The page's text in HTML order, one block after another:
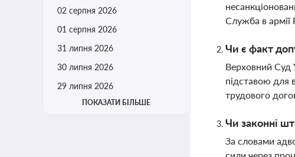
02 серпня 2026
01 серпня 2026
31 липня 2026
30 липня 2026
29 липня 2026
ПОКАЗАТИ БІЛЬШЕ
Служба в армії
Чи є факт
Верховний Суд
підставою для
трудового
Чи законні
За словами